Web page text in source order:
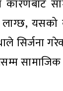
कारणबाट
यसको
सिर्जना
सामाजिक